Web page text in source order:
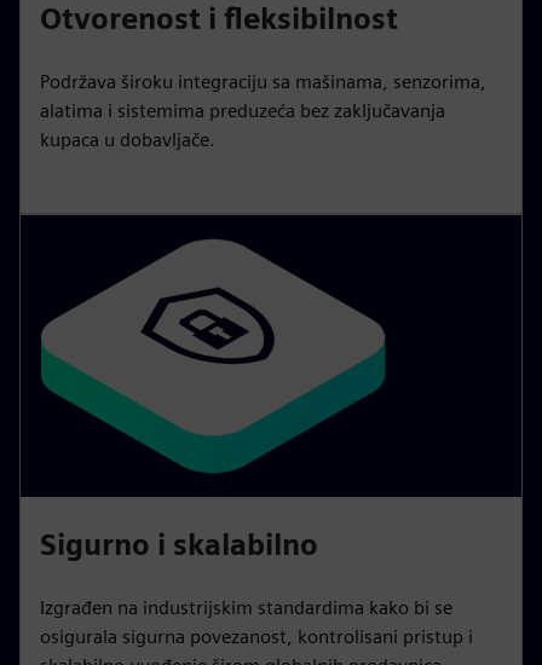
Otvorenost i fleksibilnost
Podržava široku integraciju sa mašinama, senzorima,
alatima i sistemima preduzeća bez zaključavanja
kupaca u dobavljače.
Sigurno i skalabilno
Izgrađen na industrijskim standardima kako bi se
osigurala sigurna povezanost, kontrolisani pristup i